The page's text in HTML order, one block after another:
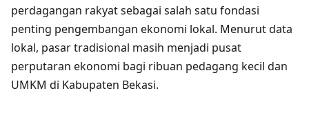
perdagangan rakyat sebagai salah satu fondasi
penting pengembangan ekonomi lokal. Menurut data
lokal, pasar tradisional masih menjadi pusat
perputaran ekonomi bagi ribuan pedagang kecil dan
UMKM di Kabupaten Bekasi.